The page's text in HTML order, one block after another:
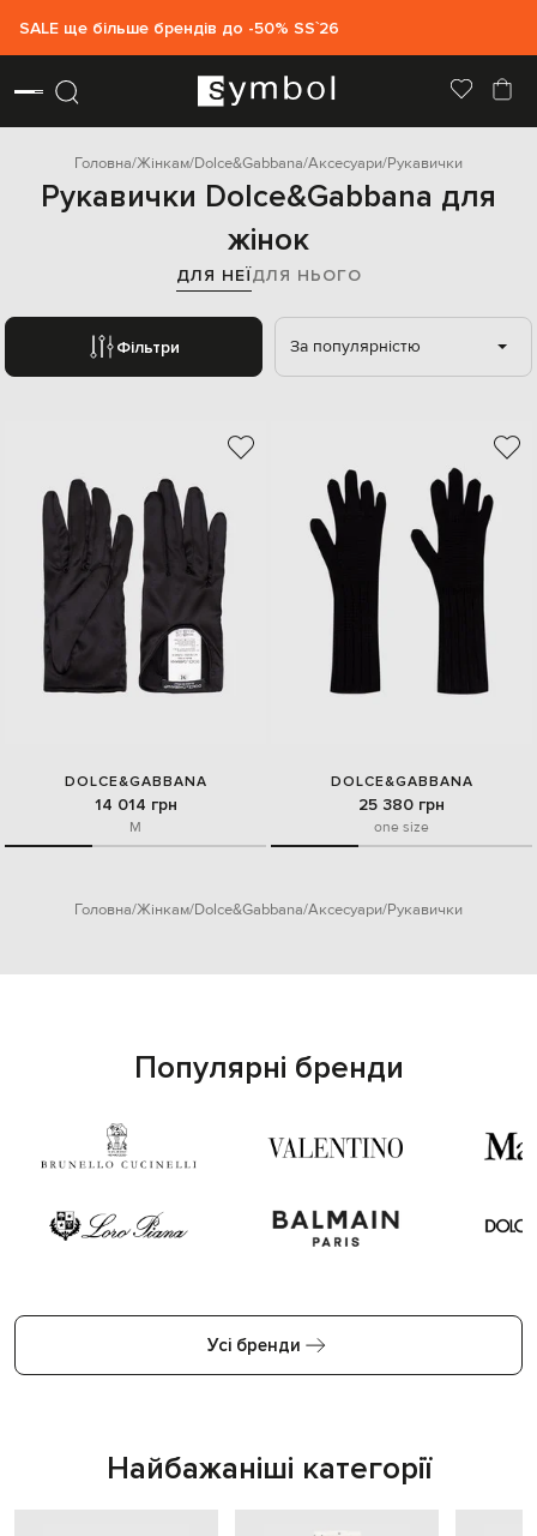
SALE ще більше брендів до -50% SS`26
Головна Жінкам Dolce&Gabbana Аксесуари Рукавички
Рукавички Dolce&Gabbana для
жінок
ДЛЯ НЕЇДЛЯ НЬОГО
Фільтри За популярністю
DOLCE&GABBANA
14 014 грн
M
DOLCE&GABBANA
25 380 грн
one size
Головна Жінкам Dolce&Gabbana Аксесуари Рукавички
Популярні бренди
Усі бренди
Найбажаніші категорії